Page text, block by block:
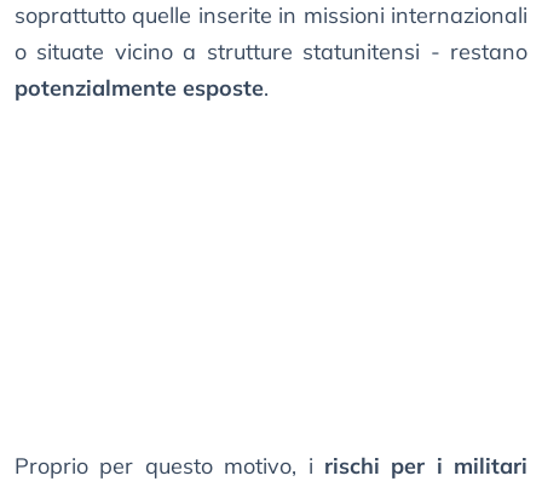
soprattutto quelle inserite in missioni internazionali
o situate vicino a strutture statunitensi - restano
potenzialmente esposte.
Proprio per questo motivo, i rischi per i militari